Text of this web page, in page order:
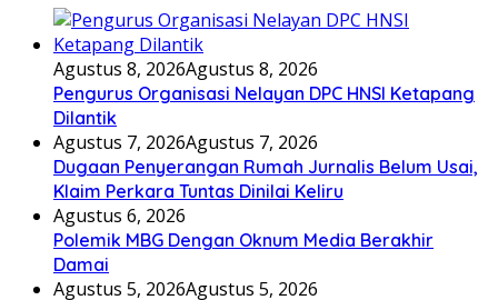
Agustus 8, 2026Agustus 8, 2026
Pengurus Organisasi Nelayan DPC HNSI Ketapang
Dilantik
Agustus 7, 2026Agustus 7, 2026
Dugaan Penyerangan Rumah Jurnalis Belum Usai,
Klaim Perkara Tuntas Dinilai Keliru
Agustus 6, 2026
Polemik MBG Dengan Oknum Media Berakhir
Damai
Agustus 5, 2026Agustus 5, 2026